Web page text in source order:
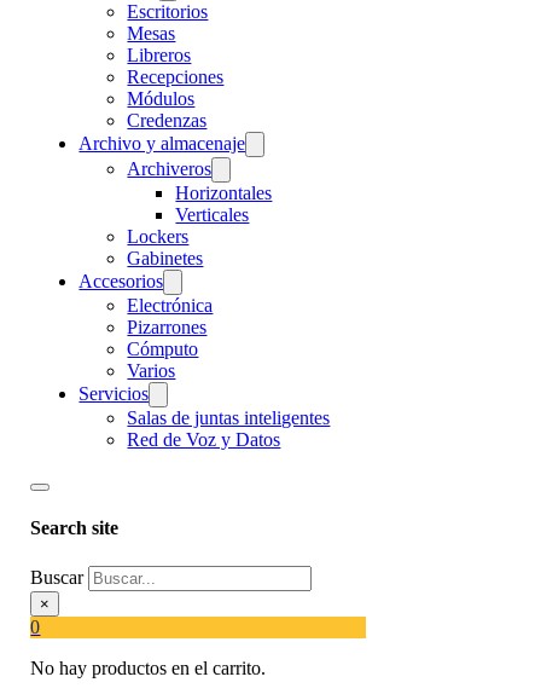
Escritorios
Mesas
Libreros
Recepciones
Módulos
Credenzas
Archivo y almacenaje
Archiveros
Horizontales
Verticales
Lockers
Gabinetes
Accesorios
Electrónica
Pizarrones
Cómputo
Varios
Servicios
Salas de juntas inteligentes
Red de Voz y Datos
Search site
Buscar
×
0
No hay productos en el carrito.